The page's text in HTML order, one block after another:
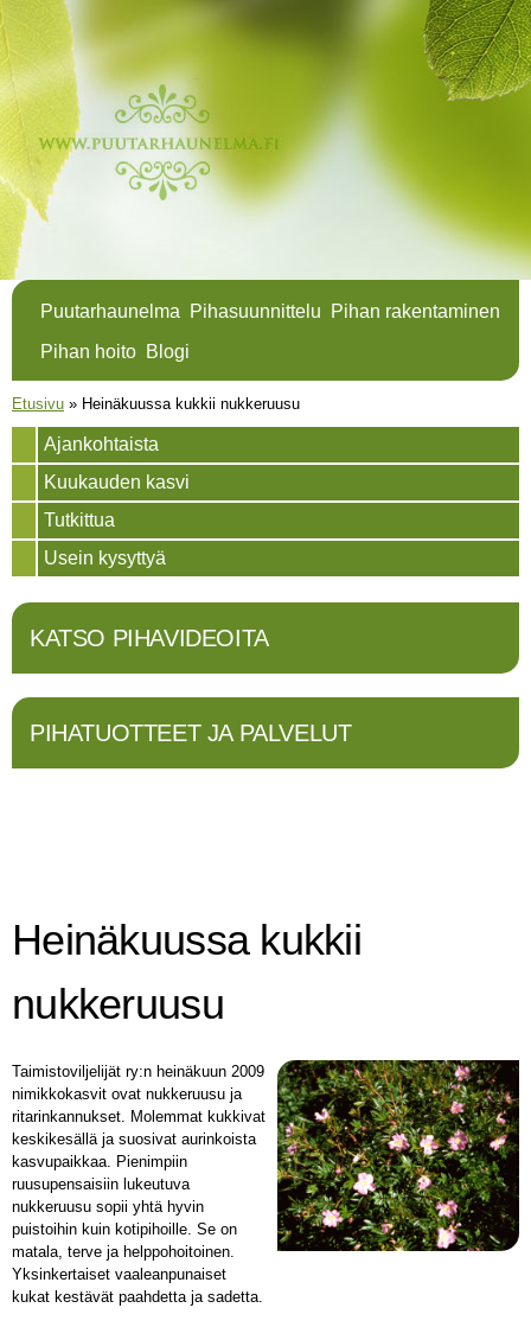
Puutarhaunelma Pihasuunnittelu
Pihan rakentaminen
Pihan hoito Blogi
Olet täällä
Etusivu » Heinäkuussa kukkii nukkeruusu
Ajankohtaista
Kuukauden kasvi
Tutkittua
Usein kysyttyä
KATSO PIHAVIDEOITA
PIHATUOTTEET JA PALVELUT
Heinäkuussa kukkii
nukkeruusu
Taimistoviljelijät ry:n heinäkuun 2009
nimikkokasvit ovat nukkeruusu ja
ritarinkannukset. Molemmat kukkivat
keskikesällä ja suosivat aurinkoista
kasvupaikkaa. Pienimpiin
ruusupensaisiin lukeutuva
nukkeruusu sopii yhtä hyvin
puistoihin kuin kotipihoille. Se on
matala, terve ja helppohoitoinen.
Yksinkertaiset vaaleanpunaiset
kukat kestävät paahdetta ja sadetta.